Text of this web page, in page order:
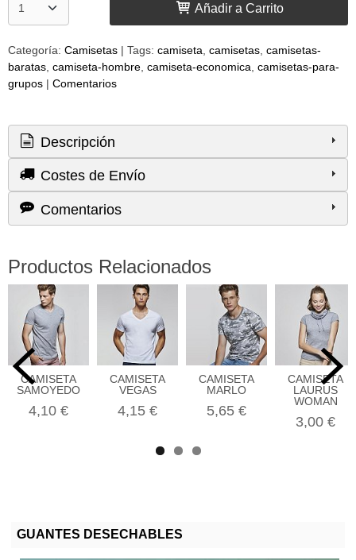
GUANTES DESECHABLES
Añadir a Carrito
Categoría: Camisetas | Tags: camiseta camisetas camisetas-
baratas camiseta-hombre camiseta-economica camisetas-para-
grupos | Comentarios
Descripción
Costes de Envío
Comentarios
Productos Relacionados
CAMISETA
SAMOYEDO
4,10 €
CAMISETA
VEGAS
4,15 €
CAMISETA
MARLO
5,65 €
CAMISETA
LAURUS
WOMAN
3,00 €